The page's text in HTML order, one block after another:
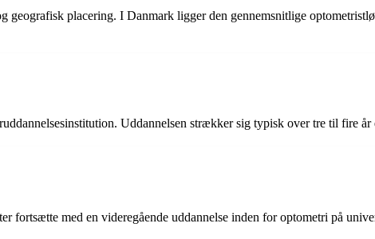
geografisk placering. I Danmark ligger den gennemsnitlige
Uddannelsen strækker sig typisk over tre til fire
fortsætte med en videregående uddannelse inden for optometri på